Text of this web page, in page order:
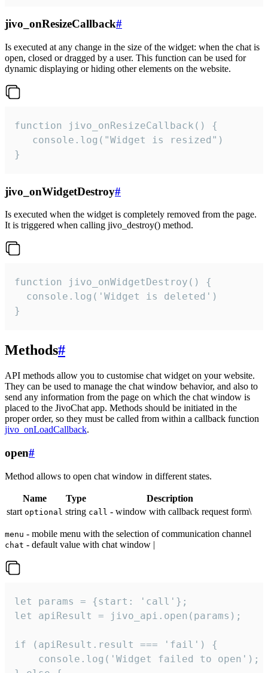
jivo_onResizeCallback#
Is executed at any change in the size of the widget: when the chat is
open, closed or dragged by a user. This function can be used for
dynamic displaying or hiding other elements on the website.
function jivo_onResizeCallback() {
   console.log("Widget is resized")
}
jivo_onWidgetDestroy#
Is executed when the widget is completely removed from the page.
It is triggered when calling jivo_destroy() method.
function jivo_onWidgetDestroy() {
  console.log('Widget is deleted')
}
Methods#
API methods allow you to customise chat widget on your website.
They can be used to manage the chat window behavior, and also to
send any information from the page on which the chat window is
placed to the JivoChat app. Methods should be initiated in the
proper order, so they must be called from within a callback function
jivo_onLoadCallback.
open#
Method allows to open chat window in different states.
Name Type
Description
start optional string call - window with callback request form\
menu - mobile menu with the selection of communication channel
chat - default value with chat window |
let params = {start: 'call'};
let apiResult = jivo_api.open(params);
if (apiResult.result === 'fail') {
    console.log('Widget failed to open');